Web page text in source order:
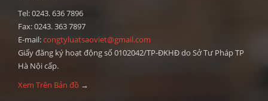
Tel: 0243. 636 7896
Fax: 0243. 363 7897
E-mail:congtyluatsaoviet@gmail.com
Giấy đăng ký hoạt động số 0102042/TP-ĐKHĐ do Sở Tư Pháp TP
Hà Nội cấp.
Xem Trên Bản đồ →